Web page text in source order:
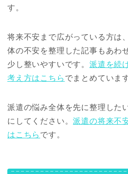
す。
将来不安まで広がっている方は
体の不安を整理した記事もあわ
少し整いやすいです。 派遣を続
考え方はこちら でまとめていま
派遣の悩み全体を先に整理した
にしてください。派遣の将来不
はこちら です。